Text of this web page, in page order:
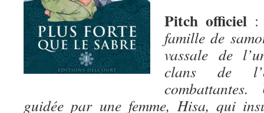
Pitch officiel
famille de
vassale de
clans de
guidée par une femme, Hisa, qui